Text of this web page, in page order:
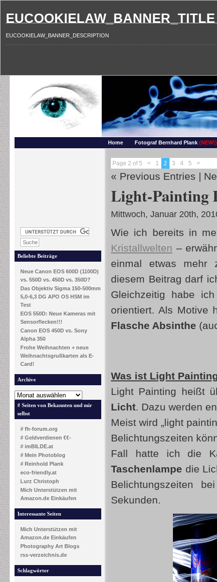
EUCOOKIELAW_BANNER_TITLE
EUCOOKIELAW_BANNER_DESCRIPTION
Home Fotograf Bernhard Plank (NEW!)
Beliebte Beiträge
Neue Canon EOS 600D (1100D)
vs. 550D vs. 450D vs. 350D?
Das Objektiv Sigma 150-500mm
5,0-6,3 DG APO OS HSM im
Test
EOS 550D: Neue Kameras mit
Sensorflecken!!!
Canon EOS 450D vs. Sony
Alpha 350
Frohe Weihnachten + neue
Weihnachtsgrußkarten als E-
Card!
Archive
# Seiten von Bekannten und mir
selbst
# fh-forum.org
# Geldverdienen €€-
# imBILDE.at
# Mein Photoblog
# Reinhold Plank
eco-friendly.at
Lurz Christoph
Mich Unterstützen mit
Amazon.de Einkäufen
Interessante Seiten
Mich Unterstützen mit
Amazon.de Einkäufen
Photography Art Blogs
rss-verzeichnis.de
Schlagwörter
Page 2 of 5 < 1 2 3 4 5 >
« Previous Entries |
Light-Painting
Mittwoch, Januar 20th,
Wie ich bereits in
Kristallwelten –
einmal etwas
diesem Beitrag darf
Gleichzeitig habe
orientiert. Als Motive
Flasche Absinthe
Was ist Light
Light Painting heißt
Licht. Dazu werden
Meist wird „light
Belichtungszeiten
Fall hatte ich die
Taschenlampe die
Belichtungszeiten
Sekunden.